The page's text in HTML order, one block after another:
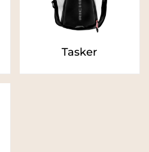
Tasker